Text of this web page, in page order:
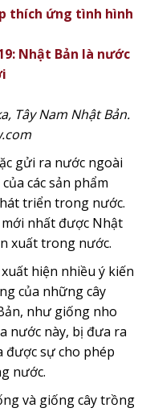
thích ứng tình hình
Nhật Bản là nước
Tây Nam Nhật Bản.
gửi ra nước ngoài
các sản phẩm
triển trong nước.
nhất được Nhật
xuất trong nước.
hiện nhiều ý kiến
của những cây
như giống nho
nước này, bị đưa ra
được sự cho phép
nước.
và giống cây trồng